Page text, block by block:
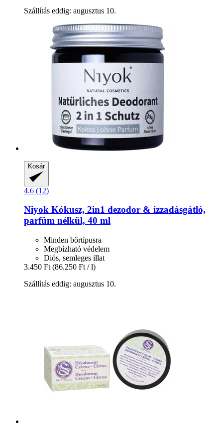
Szállítás eddig: augusztus 10.
Kosár
4.6 (12)
Niyok Kókusz, 2in1 dezodor & izzadásgátló,
parfüm nélkül, 40 ml
Minden bőrtípusra
Megbízható védelem
Diós, semleges illat
3.450 Ft (86.250 Ft / l)
Szállítás eddig: augusztus 10.